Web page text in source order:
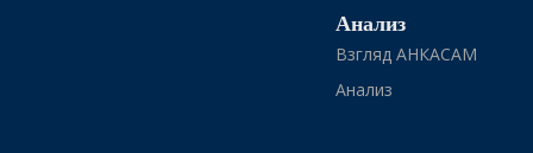
Анализ
Взгляд АНКАСАМ
Анализ